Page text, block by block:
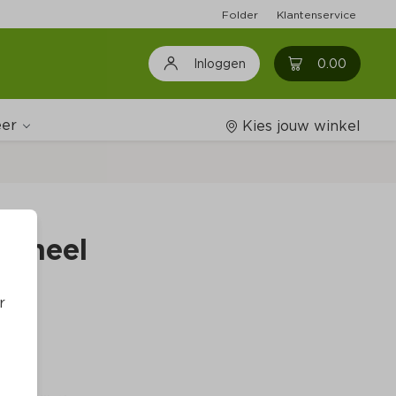
Folder Klantenservice
Inloggen 0.00 0
Kies jouw winkel
heel